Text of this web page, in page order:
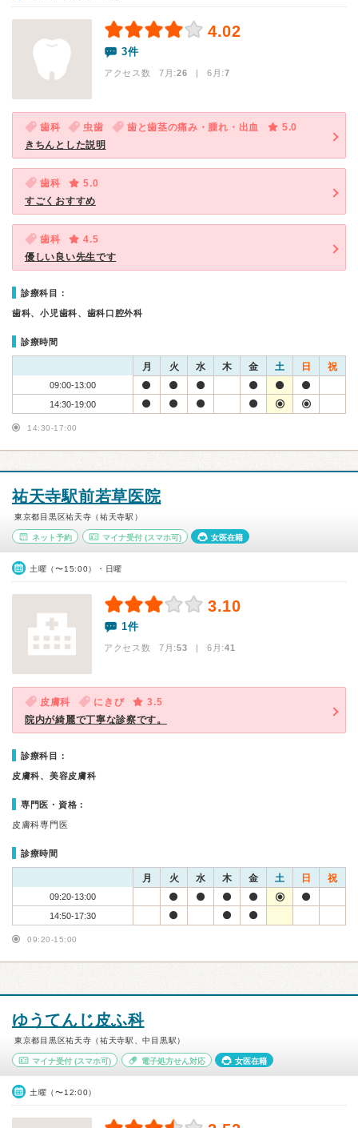
4.02
3件
アクセス数 7月:26 | 6月:7
歯科 虫歯 歯と歯茎の痛み・腫れ・出血
5.0
きちんとした説明
歯科
5.0
すごくおすすめ
歯科
4.5
優しい良い先生です
診療科目：
歯科、小児歯科、歯科口腔外科
診療時間
月 火 水 木 金 土 日 祝
09:00-13:00
14:30-19:00
14:30-17:00
祐天寺駅前若草医院
東京都目黒区祐天寺（祐天寺駅）
ネット予約 マイナ受付(スマホ可) 女医在籍
土曜（〜15:00）・日曜
3.10
1件
アクセス数 7月:53 | 6月:41
皮膚科 にきび
3.5
院内が綺麗で丁寧な診察です。
診療科目：
皮膚科、美容皮膚科
専門医・資格：
皮膚科専門医
診療時間
月 火 水 木 金 土 日 祝
09:20-13:00
14:50-17:30
09:20-15:00
ゆうてんじ皮ふ科
東京都目黒区祐天寺（祐天寺駅、中目黒駅）
マイナ受付 (スマホ可) 電子処方せん対応 女医在籍
土曜（〜12:00）